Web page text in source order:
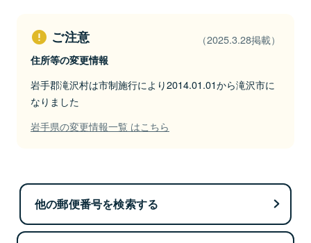
ご注意 （2025.3.28掲載）
住所等の変更情報
岩手郡滝沢村は市制施行により2014.01.01から滝沢市に
なりました
岩手県の変更情報一覧 はこちら
他の郵便番号を検索する